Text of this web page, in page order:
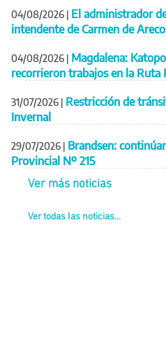
04/08/2026 | El administrador
intendente de Carmen de Areco
04/08/2026 | Magdalena:
recorrieron trabajos en la Ruta
31/07/2026 | Restricción de
Invernal
29/07/2026 | Brandsen:
Provincial Nº 215
Ver más noticias
Ver todas las noticias...